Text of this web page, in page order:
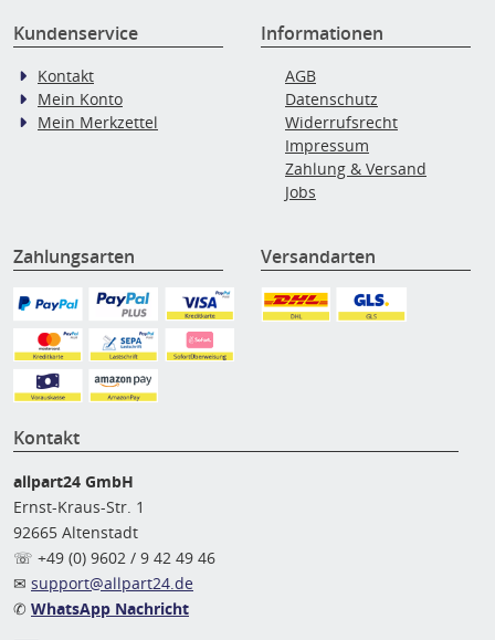
Kundenservice
Kontakt
Mein Konto
Mein Merkzettel
Informationen
AGB
Datenschutz
Widerrufsrecht
Impressum
Zahlung & Versand
Jobs
Zahlungsarten Versandarten
Kontakt
allpart24 GmbH
Ernst-Kraus-Str. 1
92665 Altenstadt
☏ +49 (0) 9602 / 9 42 49 46
✉ support@allpart24.de
✆ WhatsApp Nachricht